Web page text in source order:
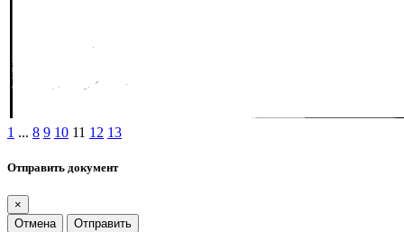
1 ... 8 9 10 11 12 13
Отправить документ
×
Отмена
Отправить